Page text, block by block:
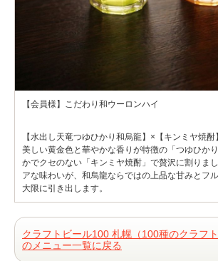
【会員様】こだわり和ウーロンハイ
【水出し天竜つゆひかり和烏龍】×【キンミヤ焼酎】
美しい黄金色と華やかな香りが特徴の「つゆひか
かでクセのない「キンミヤ焼酎」で贅沢に割りま
アな味わいが、和烏龍ならではの上品な甘みとフ
大限に引き出します。
クラフトビール100 札幌（100種のクラフト
のメニュー一覧に戻る